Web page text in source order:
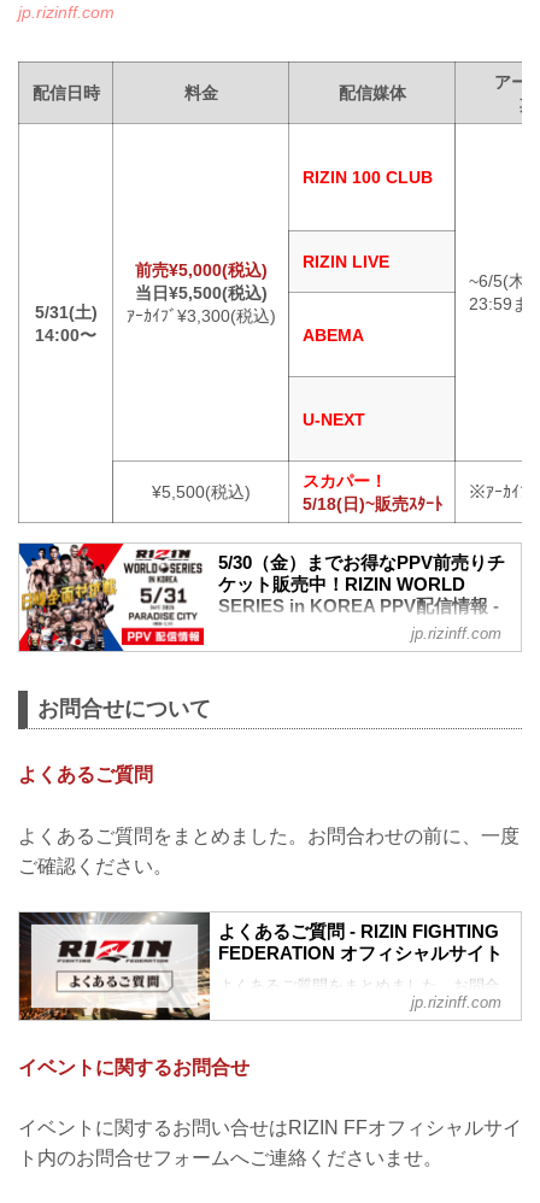
jp.rizinff.com
配信日時 料金 配信媒体
アー
期
5/31(土)
14:00〜
前売¥5,000(税込)
当日¥5,500(税込)
ｱｰｶｲﾌﾞ¥3,300(税込)
RIZIN 100 CLUB
~6/5(木)
23:59ま
RIZIN LIVE
ABEMA
U-NEXT
¥5,500(税込)
スカパー！
5/18(日)~販売ｽﾀｰﾄ
※ｱｰｶｲﾌ
5/30（金）までお得なPPV前売りチ
ケット販売中！RIZIN WORLD
SERIES in KOREA PPV配信情報 -
RIZIN FIGHTING FEDERATION オ
フィシャルサイト
RIZIN 100 CLUB、ABEMA、U-NEXT、
の5月30日（金）23:59まで販売！
非、お好きな配信サービスでRIZIN
WORLD SERIES in KOREAを全試合リア
ルタ...
jp.rizinff.com
お問合せについて
よくあるご質問
よくあるご質問をまとめました。お問合わせの前に、一度
ご確認ください。
よくあるご質問 - RIZIN FIGHTING
FEDERATION オフィシャルサイト
よくあるご質問をまとめました。お問合
わせの前に、一度ご確認下さい。
Q.1 より良い席で観戦したいのですが、
どの先行でチケットを買うと一番良い席
A. より良い席のご案内は、以下の順番と
なります。
①ファンクラブ先行（超強者）
jp.rizinff.com
イベントに関するお問合せ
イベントに関するお問い合せはRIZIN FFオフィシャルサイ
ト内のお問合せフォームへご連絡くださいませ。